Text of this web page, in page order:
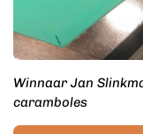
Winnaar Jan
caramboles